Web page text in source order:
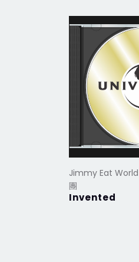
Jimmy Eat World
團
Invented